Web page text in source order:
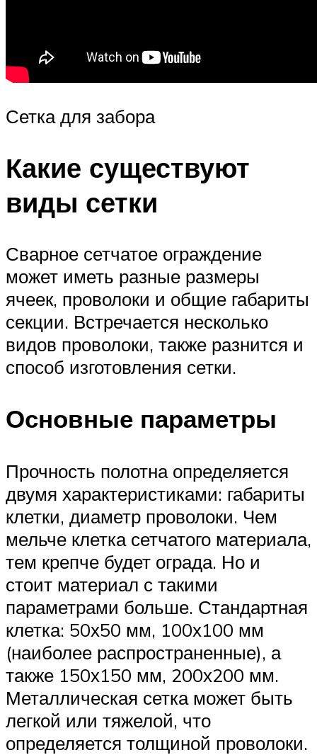
Сетка для забора
Какие существуют
виды сетки
Сварное сетчатое ограждение
может иметь разные размеры
ячеек, проволоки и общие габариты
секции. Встречается несколько
видов проволоки, также разнится и
способ изготовления сетки.
Основные параметры
Прочность полотна определяется
двумя характеристиками: габариты
клетки, диаметр проволоки. Чем
мельче клетка сетчатого материала,
тем крепче будет ограда. Но и
стоит материал с такими
параметрами больше. Стандартная
клетка: 50х50 мм, 100х100 мм
(наиболее распространенные), а
также 150х150 мм, 200х200 мм.
Металлическая сетка может быть
легкой или тяжелой, что
определяется толщиной проволоки.